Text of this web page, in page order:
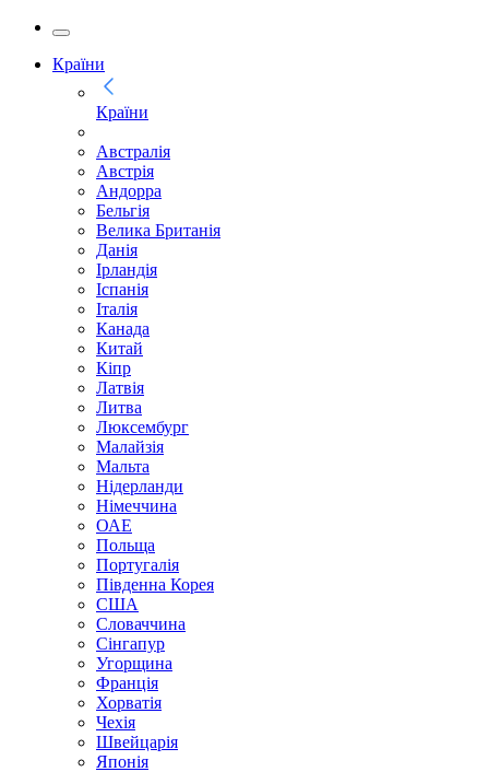
Країни
Країни
Австралія
Австрія
Андорра
Бельгія
Велика Британія
Данія
Ірландія
Іспанія
Італія
Канада
Китай
Кіпр
Латвія
Литва
Люксембург
Малайзія
Мальта
Нідерланди
Німеччина
ОАЕ
Польща
Португалія
Південна Корея
США
Словаччина
Сінгапур
Угорщина
Франція
Хорватія
Чехія
Швейцарія
Японія